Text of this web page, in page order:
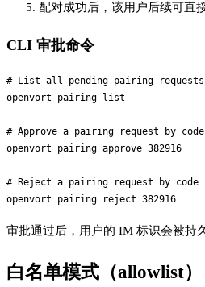
配对成功后，该用户后续可直
CLI 审批命令
# List all pending pairing requests
openvort pairing list
# Approve a pairing request by code
openvort pairing approve 382916
# Reject a pairing request by code
审批通过后，用户的 IM 标识会被持
白名单模式（allowlist）